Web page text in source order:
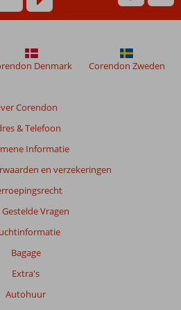
Corendon
& Telefoon
Informatie
en verzekeringen
Gestelde Vragen
Bagage
Extra's
Autohuur
Denmark Corendon Zweden